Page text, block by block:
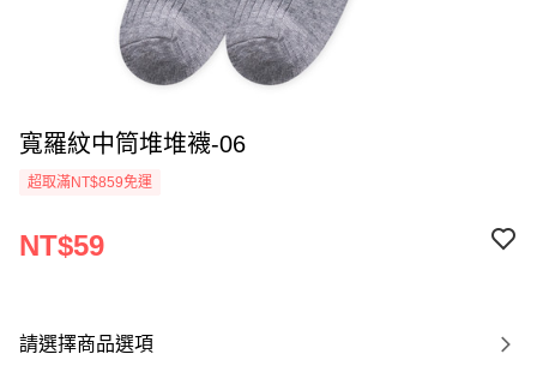
寬羅紋中筒堆堆襪-06
超取滿NT$859免運
NT$59
請選擇商品選項